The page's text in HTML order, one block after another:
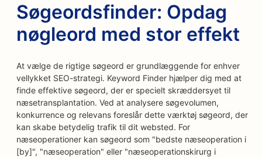
Søgeordsfinder: Opdag
nøgleord med stor effekt
At vælge de rigtige søgeord er grundlæggende for enhver
vellykket SEO-strategi. Keyword Finder hjælper dig med at
finde effektive søgeord, der er specielt skræddersyet til
næsetransplantation. Ved at analysere søgevolumen,
konkurrence og relevans foreslår dette værktøj søgeord, der
kan skabe betydelig trafik til dit websted. For
næseoperationer kan søgeord som "bedste næseoperation i
[by]", "næseoperation" eller "næseoperationskirurg i